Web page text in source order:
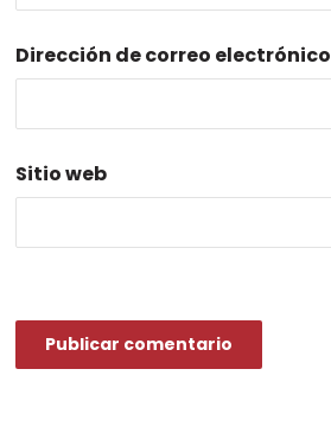
Dirección de correo electrónico
Sitio web